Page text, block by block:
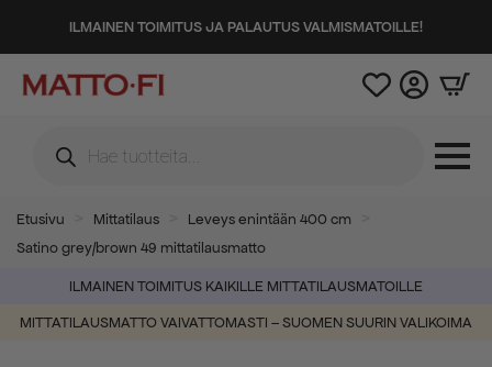
ILMAINEN TOIMITUS JA PALAUTUS VALMISMATOILLE!
search
Etusivu Mittatilaus
Leveys enintään 400 cm
Satino grey/brown 49 mittatilausmatto
ILMAINEN TOIMITUS KAIKILLE MITTATILAUSMATOILLE
MITTATILAUSMATTO VAIVATTOMASTI – SUOMEN SUURIN VALIKOIMA